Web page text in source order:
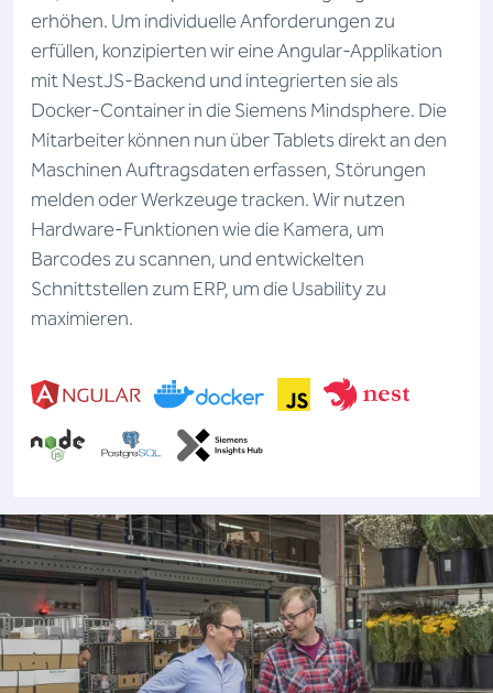
erhöhen. Um individuelle Anforderungen zu
erfüllen, konzipierten wir eine Angular-Applikation
mit NestJS-Backend und integrierten sie als
Docker-Container in die Siemens Mindsphere. Die
Mitarbeiter können nun über Tablets direkt an den
Maschinen Auftragsdaten erfassen, Störungen
melden oder Werkzeuge tracken. Wir nutzen
Hardware-Funktionen wie die Kamera, um
Barcodes zu scannen, und entwickelten
Schnittstellen zum ERP, um die Usability zu
maximieren.